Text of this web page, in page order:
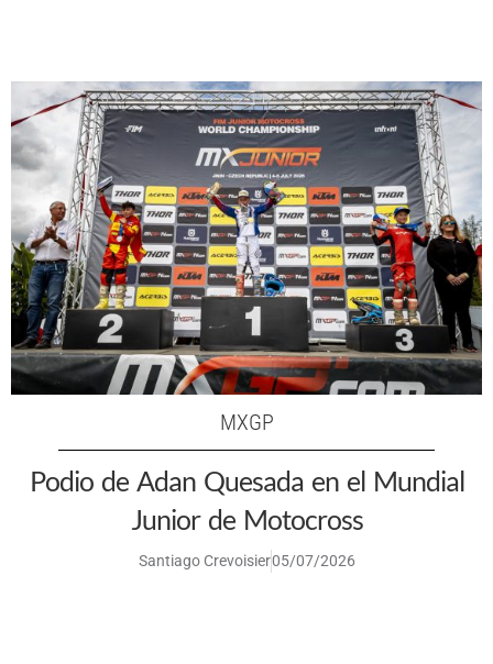
MXGP
Podio de Adan Quesada en el Mundial
Junior de Motocross
Santiago Crevoisier05/07/2026